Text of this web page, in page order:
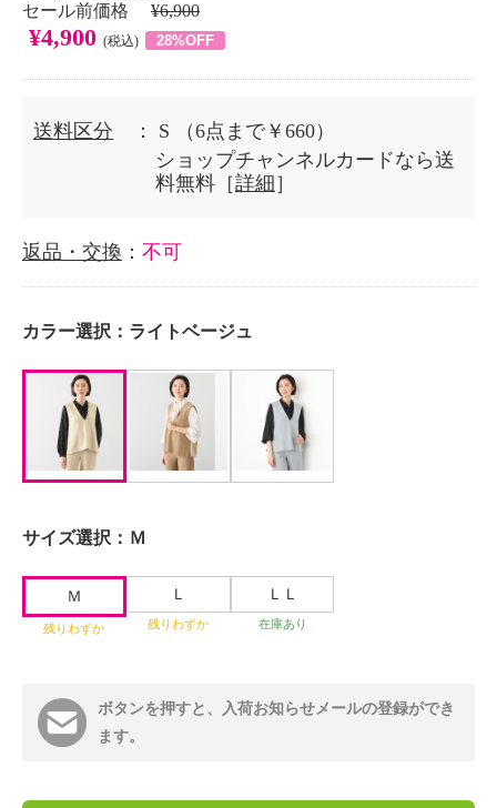
セール前価格 ¥6,900
¥4,900 (税込) 28%OFF
送料区分 ： S
（6点まで￥660）
ショップチャンネルカードなら送
料無料［詳細 ］
返品・交換 ： 不可
カラー選択： ライトベージュ
サイズ選択： Ｍ
Ｍ
残りわずか
Ｌ
残りわずか
ＬＬ
在庫あり
ボタンを押すと、入荷お知らせメールの登録ができ
ます。